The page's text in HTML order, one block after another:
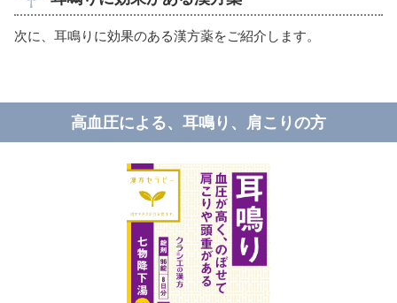
次に、耳鳴りに効果のある漢方薬をご紹介します。
高血圧による、耳鳴り、肩こりの方